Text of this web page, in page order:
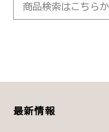
最新情報